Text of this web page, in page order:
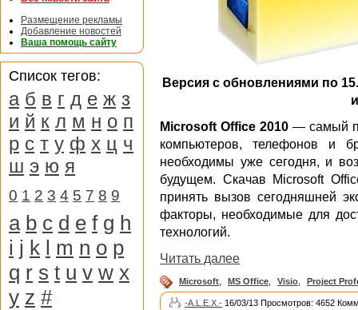
Версия с обновлениями по
Microsoft Office 2010 — самый
компьютеров, телефонов и
необходимы уже сегодня, и
будущем. Скачав Microsoft
принять вызов сегодняшней
факторы, необходимые для
технологий.
Читать далее
Microsoft MS Office Visio Project
-A.L.E.X.- 16/03/13 Просмотров: 4652
Размещение рекламы
Добавление новостей
Ваша помощь сайту
Список тегов:
а б в г д е ж з
и й к л м н о п
р с т у ф х ц ч
ш э ю я
0 1 2 3 4 5 7 8 9
a b c d e f g h
i j k l m n o p
q r s t u v w x
y z #